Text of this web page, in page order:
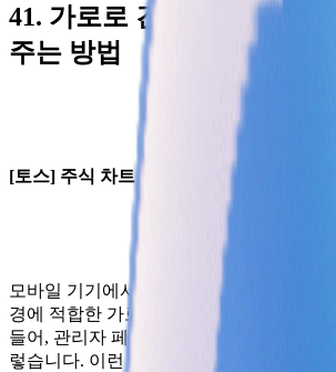
41. 가로로 긴 데이터를 모
주는 방법
[토스] 주식 차트 보기
모바일 기기에서는 PC와 달리 세로 비율
경에 적합한 가로로 긴 데이터를 확인하
들어, 관리자 페이지와 같이 데이터 테이
렇습니다. 이런 상황에서도 가로로 긴 데